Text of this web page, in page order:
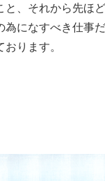
、それから先ほ
になすべき仕事
ります。